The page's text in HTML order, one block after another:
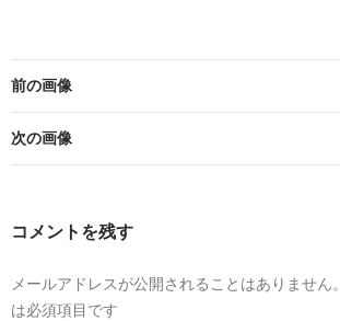
前の画像
次の画像
コメントを残す
メールアドレスが公開されることはありません。
は必須項目です